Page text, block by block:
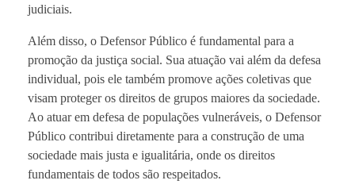
judiciais.
Além disso, o Defensor Público é fundamental para a
promoção da justiça social. Sua atuação vai além da defesa
individual, pois ele também promove ações coletivas que
visam proteger os direitos de grupos maiores da sociedade.
Ao atuar em defesa de populações vulneráveis, o Defensor
Público contribui diretamente para a construção de uma
sociedade mais justa e igualitária, onde os direitos
fundamentais de todos são respeitados.